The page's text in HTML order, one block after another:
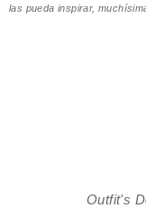
las pueda inspirar,
Outfit's